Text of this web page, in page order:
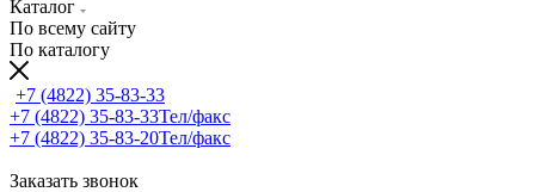
Каталог
По всему сайту
По каталогу
+7 (4822) 35-83-33
+7 (4822) 35-83-33Тел/факс
+7 (4822) 35-83-20Тел/факс
Заказать звонок